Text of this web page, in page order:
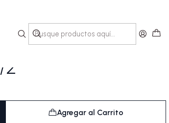
Black Jack, Vol.
2
Agregar al Carrito